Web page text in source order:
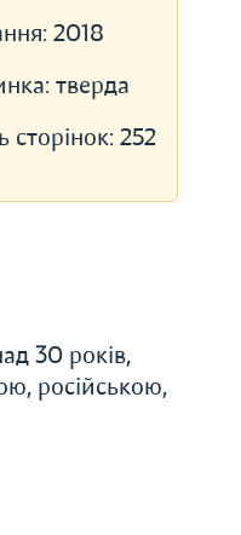
2018
тверда
сторінок:252
30 років,
російською,